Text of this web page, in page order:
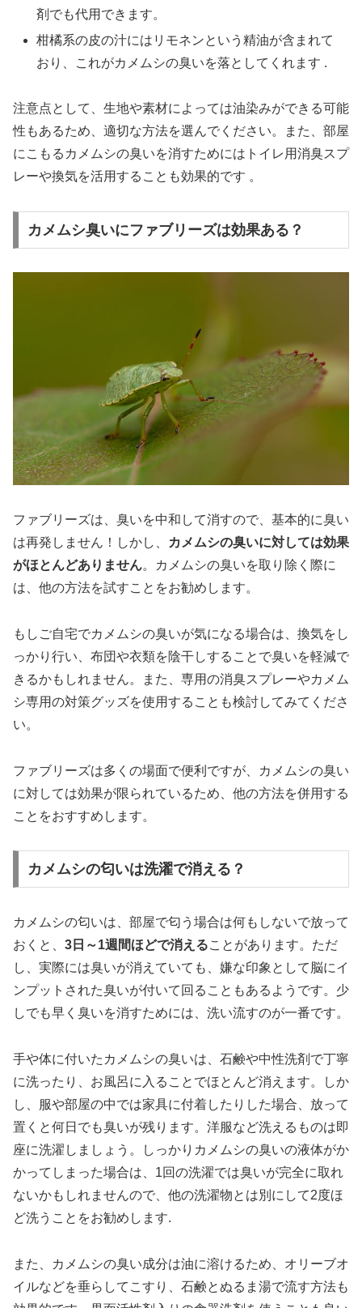
剤でも代用できます。
柑橘系の皮の汁にはリモネンという精油が含まれて
おり、これがカメムシの臭いを落としてくれます .
注意点として、生地や素材によっては油染みができる可能
性もあるため、適切な方法を選んでください。また、部屋
にこもるカメムシの臭いを消すためにはトイレ用消臭スプ
レーや換気を活用することも効果的です 。
カメムシ臭いにファブリーズは効果ある？
ファブリーズは、臭いを中和して消すので、基本的に臭い
は再発しません！しかし、
カメムシの臭いに対しては効果
がほとんどありません。カメムシの臭いを取り除く際に
は、他の方法を試すことをお勧めします。
もしご自宅でカメムシの臭いが気になる場合は、換気をし
っかり行い、布団や衣類を陰干しすることで臭いを軽減で
きるかもしれません。また、専用の消臭スプレーやカメム
シ専用の対策グッズを使用することも検討してみてくださ
い。
ファブリーズは多くの場面で便利ですが、カメムシの臭い
に対しては効果が限られているため、他の方法を併用する
ことをおすすめします。
カメムシの匂いは洗濯で消える？
カメムシの匂いは、部屋で匂う場合は何もしないで放って
おくと、 3日～1週間ほどで消えることがあります。ただ
し、実際には臭いが消えていても、嫌な印象として脳にイ
ンプットされた臭いが付いて回ることもあるようです。少
しでも早く臭いを消すためには、洗い流すのが一番です。
手や体に付いたカメムシの臭いは、石鹸や中性洗剤で丁寧
に洗ったり、お風呂に入ることでほとんど消えます。しか
し、服や部屋の中では家具に付着したりした場合、放って
置くと何日でも臭いが残ります。洋服など洗えるものは即
座に洗濯しましょう。しっかりカメムシの臭いの液体がか
かってしまった場合は、1回の洗濯では臭いが完全に取れ
ないかもしれませんので、他の洗濯物とは別にして2度ほ
ど洗うことをお勧めします.
また、カメムシの臭い成分は油に溶けるため、オリーブオ
イルなどを垂らしてこすり、石鹸とぬるま湯で流す方法も